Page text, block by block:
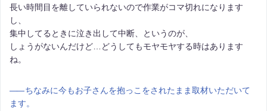
長い時間目を離していられないので作業がコマ切れになります
し、
集中してるときに泣き出して中断、というのが、
しょうがないんだけど…どうしてもモヤモヤする時はあります
ね。
――ちなみに今もお子さんを抱っこをされたまま取材いただいて
ます。